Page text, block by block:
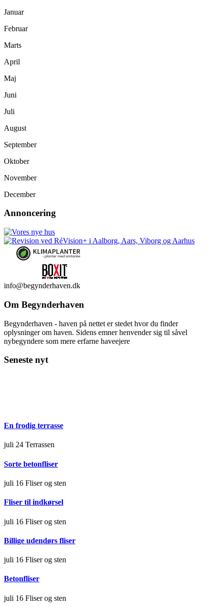
Januar
Februar
Marts
April
Maj
Juni
Juli
August
September
Oktober
November
December
Annoncering
info@begynderhaven.dk
Om Begynderhaven
Begynderhaven - haven på nettet er stedet hvor du finder
oplysninger om haven. Sidens emner henvender sig til såvel
nybegyndere som mere erfarne haveejere
Seneste nyt
En frodig terrasse
juli 24 Terrassen
Sorte betonfliser
juli 16 Fliser og sten
Fliser til indkørsel
juli 16 Fliser og sten
Billige udendørs fliser
juli 16 Fliser og sten
Betonfliser
juli 16 Fliser og sten